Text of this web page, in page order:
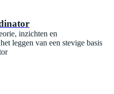
inzichten en
leggen van een stevige basis